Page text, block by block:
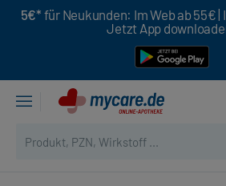
5€* für Neukunden: Im Web ab 55€ |
Jetzt App